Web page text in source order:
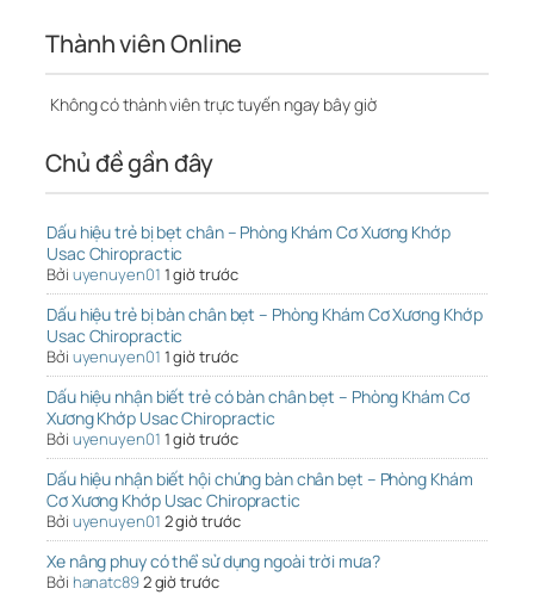
Thành viên Online
Không có thành viên trực tuyến ngay bây giờ
Chủ đề gần đây
Dấu hiệu trẻ bị bẹt chân – Phòng Khám Cơ Xương Khớp
Usac Chiropractic
Bởi uyenuyen01 1 giờ trước
Dấu hiệu trẻ bị bàn chân bẹt – Phòng Khám Cơ Xương Khớp
Usac Chiropractic
Bởi uyenuyen01 1 giờ trước
Dấu hiệu nhận biết trẻ có bàn chân bẹt – Phòng Khám Cơ
Xương Khớp Usac Chiropractic
Bởi uyenuyen01 1 giờ trước
Dấu hiệu nhận biết hội chứng bàn chân bẹt – Phòng Khám
Cơ Xương Khớp Usac Chiropractic
Bởi uyenuyen01 2 giờ trước
Xe nâng phuy có thể sử dụng ngoài trời mưa?
Bởi hanatc892 giờ trước